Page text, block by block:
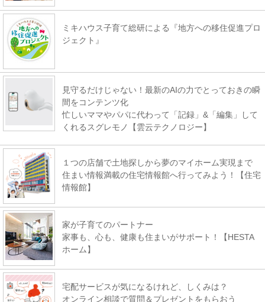
ミキハウス子育て総研による『地方への移住促進プロ
ジェクト』
見守るだけじゃない！最新のAIの力でとっておきの瞬
間をコンテンツ化
忙しいママやパパに代わって「記録」&「編集」して
くれるスグレモノ【雲云テクノロジー】
１つの店舗で土地探しから夢のマイホーム実現まで
住まい情報満載の住宅情報館へ行ってみよう！【住宅
情報館】
家が子育てのパートナー
家事も、心も、健康も住まいがサポート！【HESTA
ホーム】
宅配サービスが気になるけれど、しくみは？
オンライン相談で質問＆プレゼントをもらおう